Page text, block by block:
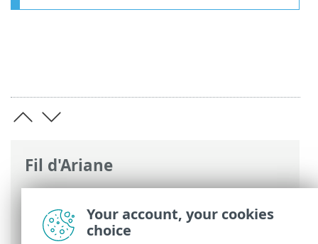
Fil d'Ariane
Aide en ligne d'ESET>ESET Small
Business Security>Installation > Live
installer
Your account, your cookies
choice